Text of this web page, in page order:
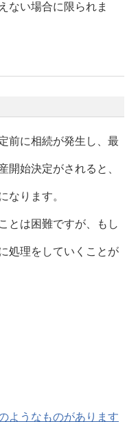
ない場合に限られま
前に相続が発生し、最
開始決定がされると、
なります。
とは困難ですが、もし
処理をしていくことが
ようなものがあります